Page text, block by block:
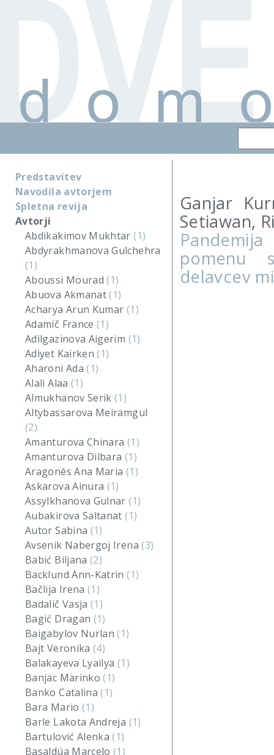
Predstavitev
Navodila avtorjem
Spletna revija
Avtorji
Abdikakimov Mukhtar(1)
Abdyrakhmanova Gulchehra
(1)
Aboussi Mourad(1)
Abuova Akmanat(1)
Acharya Arun Kumar (1)
Adamič France(1)
Adilgazinova Aigerim (1)
Adiyet Kairken(1)
Aharoni Ada(1)
Alali Alaa (1)
Almukhanov Serik(1)
Altybassarova Meiramgul
(2)
Amanturova Chinara (1)
Amanturova Dilbara (1)
Aragonés Ana Maria (1)
Askarova Ainura (1)
Assylkhanova Gulnar(1)
Aubakirova Saltanat(1)
Autor Sabina (1)
Avsenik Nabergoj Irena(3)
Babić Biljana(2)
Backlund Ann-Katrin(1)
Bačlija Irena(1)
Badalič Vasja(1)
Bagić Dragan (1)
Baigabylov Nurlan(1)
Bajt Veronika(4)
Balakayeva Lyailya (1)
Banjac Marinko(1)
Banko Catalina(1)
Bara Mario (1)
Barle Lakota Andreja (1)
Bartulović Alenka(1)
Basaldúa Marcelo(1)
Ganjar
Setiawan,
pomenu
delavcev